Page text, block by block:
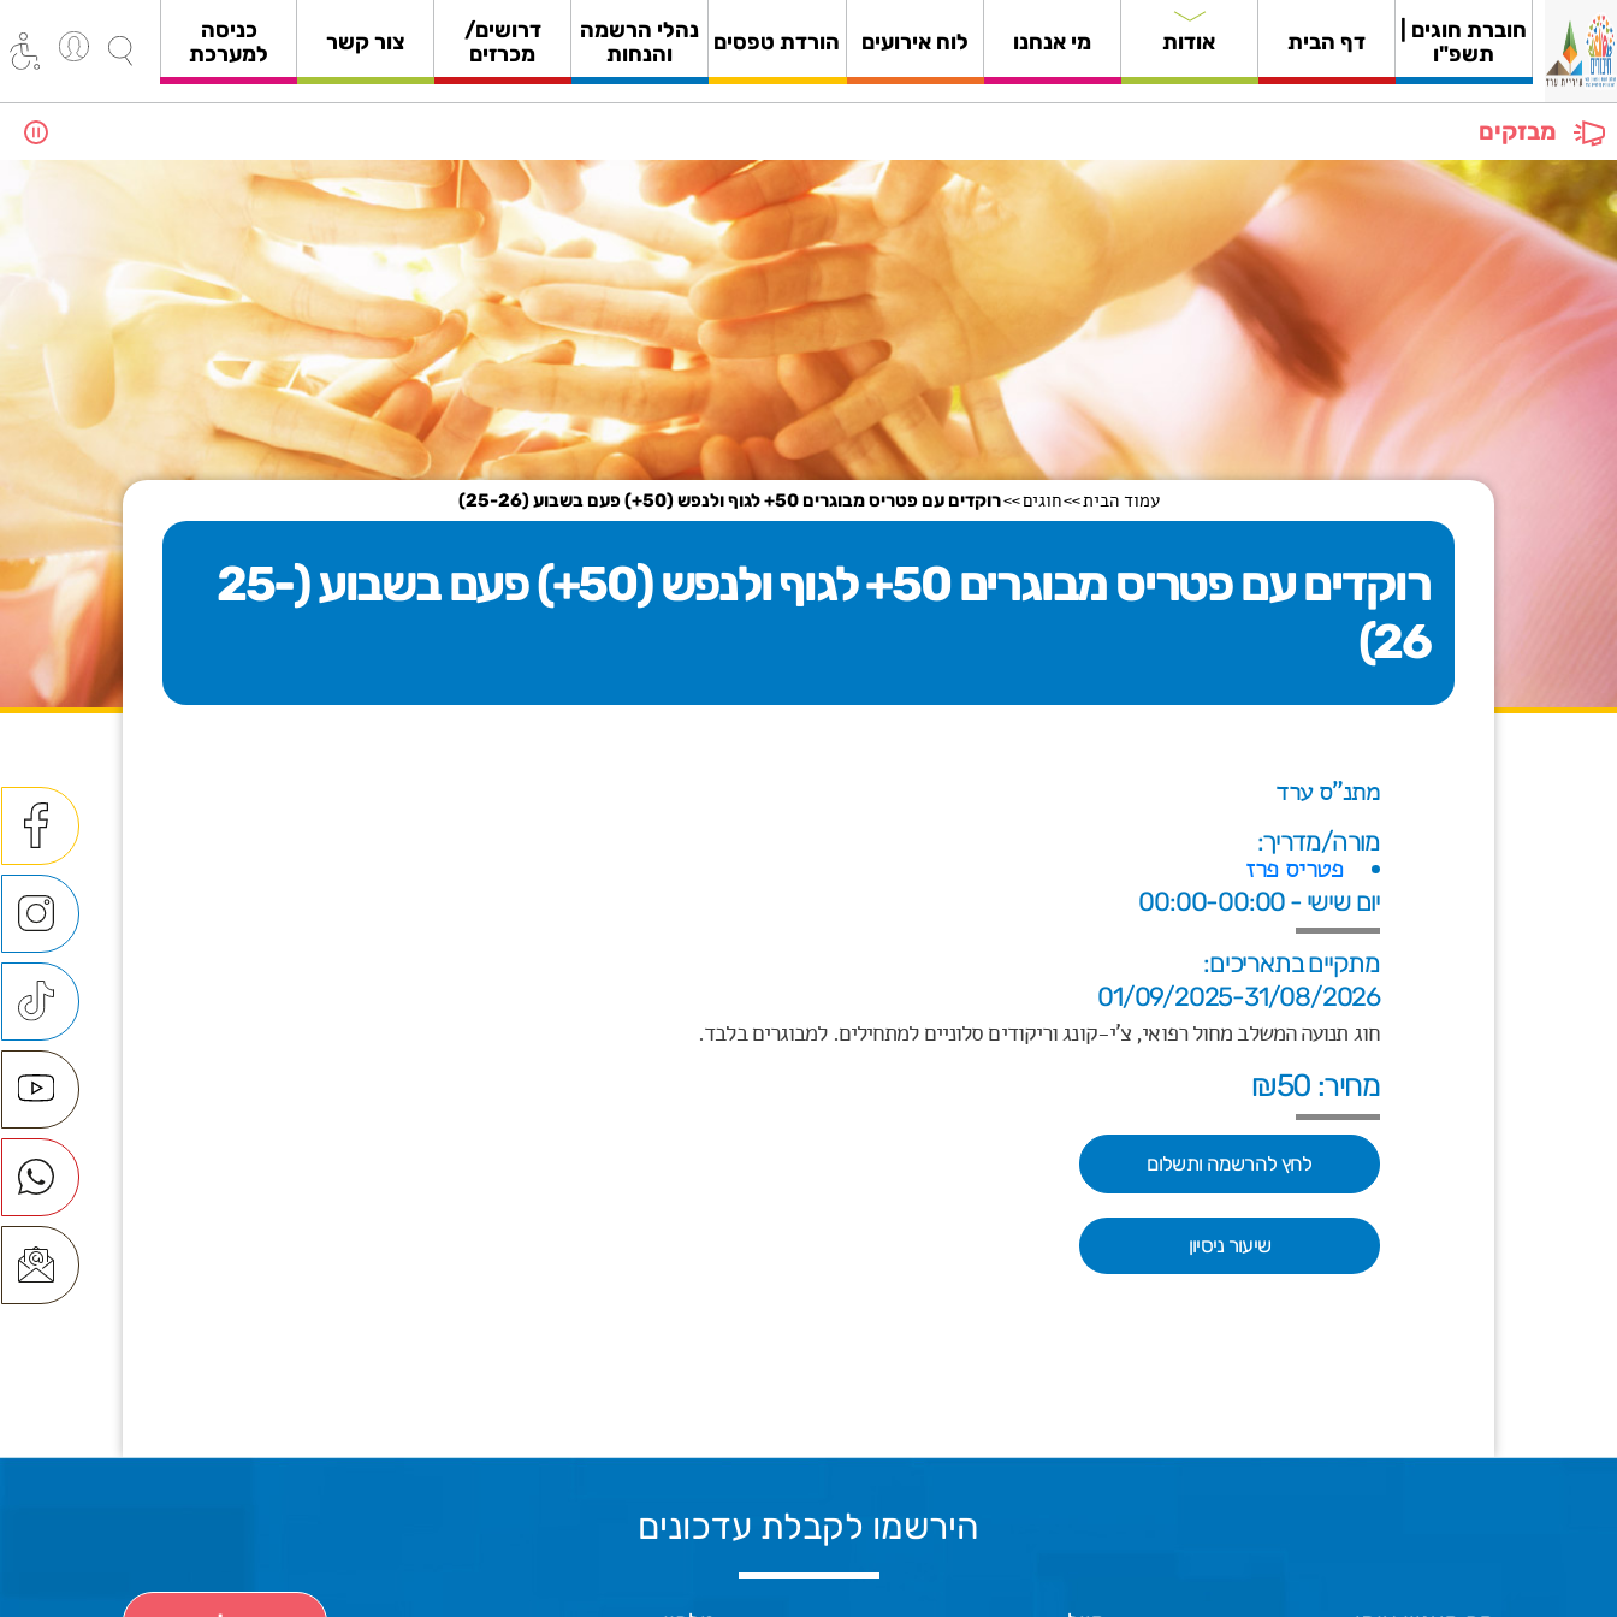
חוברת חוגים |
תשפ"ו
דף הבית אודות מי אנחנו לוח אירועים הורדת טפסים נהלי הרשמה
והנחות
דרושים/
מכרזים
צור קשר
כניסה
למערכת
מבזקים
עמוד הבית חוגים רוקדים עם פטריס מבוגרים 50+ לגוף ולנפש (50+) פעם בשבוע (25-26)
רוקדים עם פטריס מבוגרים 50+ לגוף ולנפש (50+) פעם בשבוע (25-
26)
מתנ"ס ערד
מורה/מדריך:
פטריס פרז
יום שישי - 00:00-00:00
מתקיים בתאריכים:
01/09/2025-31/08/2026
חוג תנועה המשלב מחול רפואי, צ'י-קונג וריקודים סלוניים למתחילים. למבוגרים בלבד.
מחיר: ₪50
לחץ להרשמה ותשלום
שיעור ניסיון
הירשמו לקבלת עדכונים